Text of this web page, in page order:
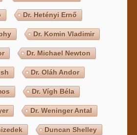
Dr. Hetényi Ernő
Dr. Komin Vladimir
Dr. Michael Newton
Dr. Oláh Andor
Dr. Vígh Béla
Dr. Weninger Antal
Duncan Shelley